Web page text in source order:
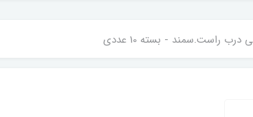
درب راست.سمند - بسته 10 عددی